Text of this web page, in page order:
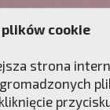
DLA DUSZY
cookie
strona